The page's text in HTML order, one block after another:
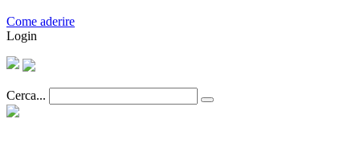
Come aderire
Login
Cerca...